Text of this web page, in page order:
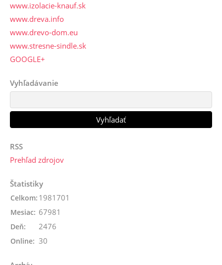
www.izolacie-knauf.sk
www.dreva.info
www.drevo-dom.eu
www.stresne-sindle.sk
GOOGLE+
Vyhľadávanie
RSS
Prehľad zdrojov
Štatistiky
Online: 30
Celkom: 1981701
Mesiac: 67981
Deň: 2476